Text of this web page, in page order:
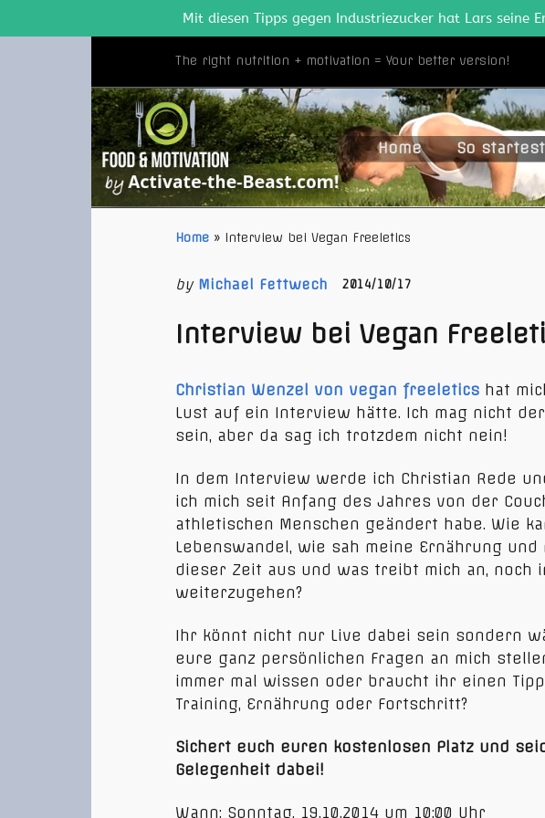
The right nutrition + motivation = Your better version!
Home So
Home » Interview bei Vegan Freeletics
by Michael Fettwech 2014/10/17
Interview bei Vegan
Christian Wenzel von vegan freeletics hat
Lust auf ein Interview hätte. Ich mag nicht
sein, aber da sag ich trotzdem nicht nein!
In dem Interview werde ich Christian Rede
ich mich seit Anfang des Jahres von der
athletischen Menschen geändert habe. Wie
Lebenswandel, wie sah meine Ernährung
dieser Zeit aus und was treibt mich an, noch
weiterzugehen?
Ihr könnt nicht nur Live dabei sein sondern
eure ganz persönlichen Fragen an mich
immer mal wissen oder braucht ihr einen
Training, Ernährung oder Fortschritt?
Sichert euch euren kostenlosen Platz und
Gelegenheit dabei!
Wann: Sonntag, 19.10.2014 um 10:00 Uhr
Mit diesen Tipps gegen Industriezucker hat Lars seine